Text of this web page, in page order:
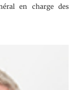
en charge des